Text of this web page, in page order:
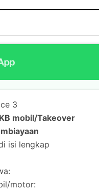
3
mobil/Takeover
isi lengkap
motor: